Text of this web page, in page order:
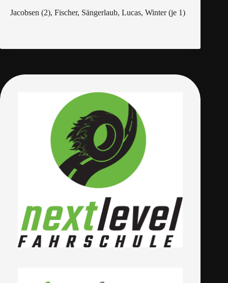
Jacobsen (2), Fischer, Sängerlaub, Lucas, Winter (je 1)